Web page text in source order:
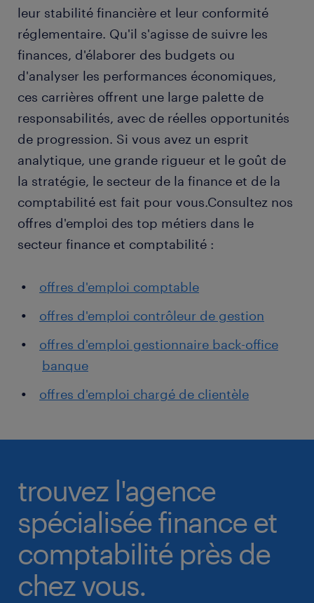
leur stabilité financière et leur conformité
réglementaire. Qu'il s'agisse de suivre les
finances, d'élaborer des budgets ou
d'analyser les performances économiques,
ces carrières offrent une large palette de
responsabilités, avec de réelles opportunités
de progression. Si vous avez un esprit
analytique, une grande rigueur et le goût de
la stratégie, le secteur de la finance et de la
comptabilité est fait pour vous.Consultez nos
offres d'emploi des top métiers dans le
secteur finance et comptabilité :
offres d'emploi comptable
offres d'emploi contrôleur de gestion
offres d'emploi gestionnaire back-office
banque
offres d'emploi chargé de clientèle
trouvez l'agence
spécialisée finance et
comptabilité près de
chez vous.